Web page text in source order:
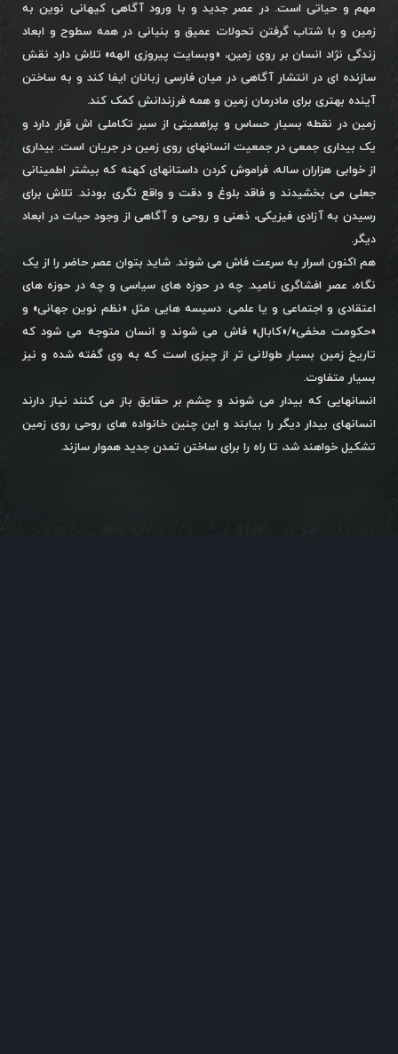
مهم و حیاتی است. در عصر جدید و با ورود آگاهی کیهانی نوین به
زمین و با شتاب گرفتن تحولات عمیق و بنیانی در همه سطوح و ابعاد
زندگی نژاد انسان بر روی زمین، «وبسایت پیروزی الهه» تلاش دارد نقش
سازنده ای در انتشار آگاهی در میان فارسی زبانان ایفا کند و به ساختن
آینده بهتری برای مادرمان زمین و همه فرزندانش کمک کند.
زمین در نقطه بسیار حساس و پراهمیتی از سیر تکاملی اش قرار دارد و
یک بیداری جمعی در جمعیت انسانهای روی زمین در جریان است. بیداری
از خوابی هزاران ساله، فراموش کردن داستانهای کهنه که بیشتر اطمینانی
جعلی می بخشیدند و فاقد بلوغ و دقت و واقع نگری بودند. تلاش برای
رسیدن به آزادی فیزیکی، ذهنی و روحی و آگاهی از وجود حیات در ابعاد
دیگر.
هم اکنون اسرار به سرعت فاش می شوند. شاید بتوان عصر حاضر را از یک
نگاه، عصر افشاگری نامید. چه در حوزه های سیاسی و چه در حوزه های
اعتقادی و اجتماعی و یا علمی. دسیسه هایی مثل «نظم نوین جهانی» و
«حکومت مخفی»/«کابال» فاش می شوند و انسان متوجه می شود که
تاریخ زمین بسیار طولانی تر از چیزی است که به وی گفته شده و نیز
بسیار متفاوت.
انسانهایی که بیدار می شوند و چشم بر حقایق باز می کنند نیاز دارند
انسانهای بیدار دیگر را بیابند و این چنین خانواده های روحی روی زمین
تشکیل خواهند شد، تا راه را برای ساختن تمدن جدید هموار سازند.